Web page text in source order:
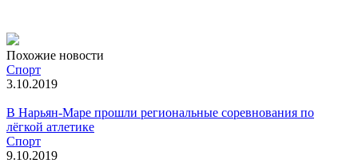
Похожие новости
Спорт
3.10.2019
В Нарьян-Маре прошли региональные соревнования по
лёгкой атлетике
Спорт
9.10.2019